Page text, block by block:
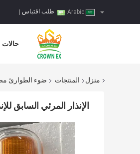
طلب اقتباس
حالات
منزل المنتجات ضوء الطوارئ
الإنذار المرئي السابق للإنذار